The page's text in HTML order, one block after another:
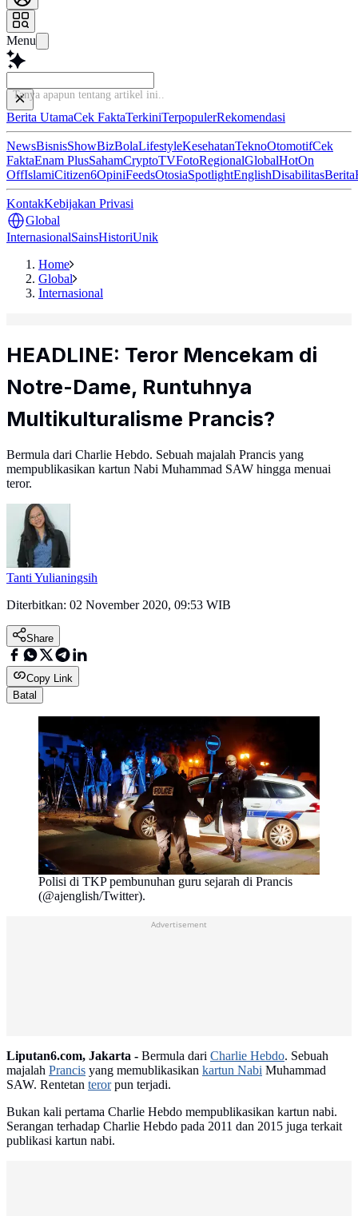
Menu
Tanya apapun tentang artikel ini.
Berita UtamaCek FaktaTerkiniTerpopulerRekomendasi
NewsBisnisShowBizBolaLifestyleKesehatanTeknoOtomotifCek
FaktaEnam PlusSahamCryptoTVFotoRegionalGlobalHotOn
OffIslamiCitizen6OpiniFeedsOtosiaSpotlightEnglishDisabilitasBerita
KontakKebijakan Privasi
Global
InternasionalSainsHistoriUnik
Home
Global
Internasional
HEADLINE: Teror Mencekam di
Notre-Dame, Runtuhnya
Multikulturalisme Prancis?
Bermula dari Charlie Hebdo. Sebuah majalah Prancis yang
mempublikasikan kartun Nabi Muhammad SAW hingga menuai
teror.
Tanti Yulianingsih
Diterbitkan: 02 November 2020, 09:53 WIB
Share
Copy Link
Batal
Polisi di TKP pembunuhan guru sejarah di Prancis
(@ajenglish/Twitter).
Liputan6.com, Jakarta - Bermula dari Charlie Hebdo. Sebuah
majalah Prancis yang memublikasikan kartun Nabi Muhammad
SAW. Rentetan terorpun terjadi.
Bukan kali pertama Charlie Hebdo mempublikasikan kartun nabi.
Serangan terhadap Charlie Hebdo pada 2011 dan 2015 juga terkait
publikasi kartun nabi.